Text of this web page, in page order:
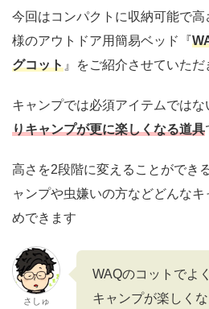
今回はコンパクトに収納可能で
様のアウトドア用簡易ベッド『
グコット 』をご紹介させていただ
キャンプでは必須アイテムでは
りキャンプが更に楽しくなる道具
高さを2段階に変えることができ
ャンプや虫嫌いの方などどんな
めできます
さしゅ
WAQのコットでよ
キャンプが楽しくな